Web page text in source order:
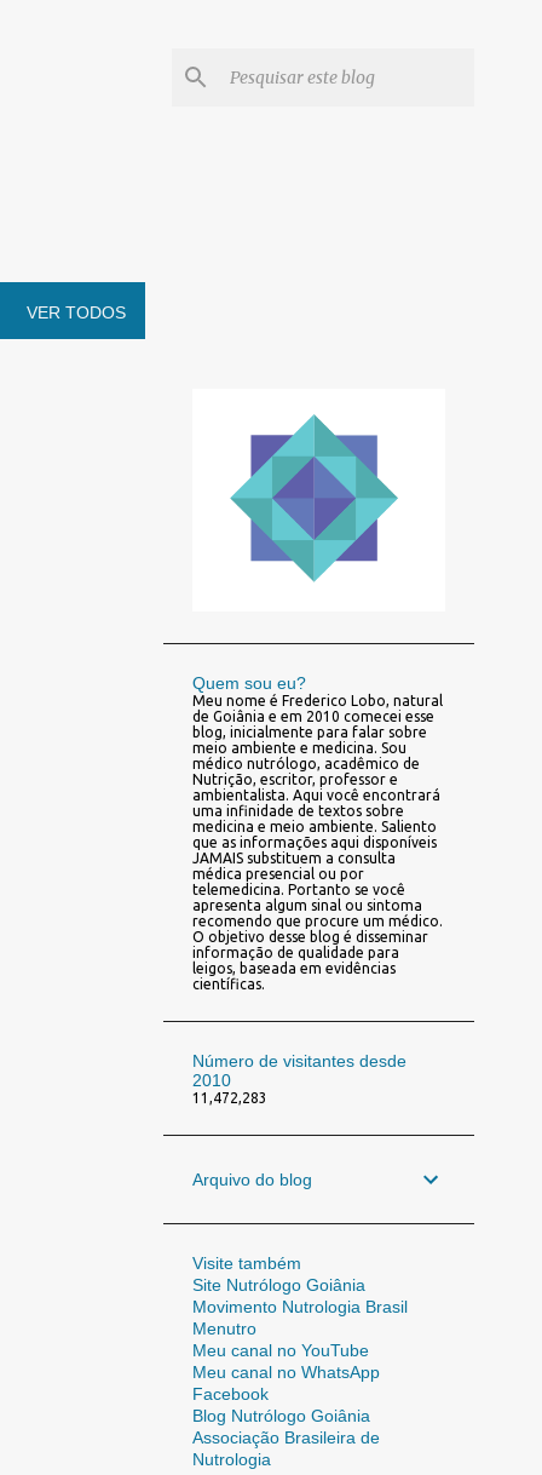
VER TODOS
Quem sou eu?
Meu nome é Frederico Lobo, natural
de Goiânia e em 2010 comecei esse
blog, inicialmente para falar sobre
meio ambiente e medicina. Sou
médico nutrólogo, acadêmico de
Nutrição, escritor, professor e
ambientalista. Aqui você encontrará
uma infinidade de textos sobre
medicina e meio ambiente. Saliento
que as informações aqui disponíveis
JAMAIS substituem a consulta
médica presencial ou por
telemedicina. Portanto se você
apresenta algum sinal ou sintoma
recomendo que procure um médico.
O objetivo desse blog é disseminar
informação de qualidade para
leigos, baseada em evidências
científicas.
Número de visitantes desde
2010
11,472,283
Arquivo do blog
Visite também
Site Nutrólogo Goiânia
Movimento Nutrologia Brasil
Menutro
Meu canal no YouTube
Meu canal no WhatsApp
Facebook
Blog Nutrólogo Goiânia
Associação Brasileira de
Nutrologia